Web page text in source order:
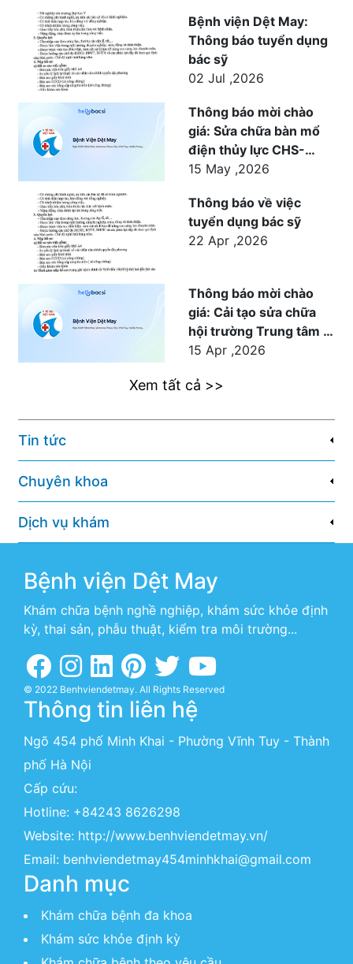
Bệnh viện Dệt May:
Thông báo tuyển dụng
bác sỹ
02 Jul ,2026
Thông báo mời chào
giá: Sửa chữa bàn mổ
điện thủy lực CHS-
1500 cho khoa Ngoại
chữa bệnh tại Bệnh
viện Dệt May
15 May ,2026
Thông báo về việc
tuyển dụng bác sỹ
22 Apr ,2026
Thông báo mời chào
giá: Cải tạo sửa chữa
hội trường Trung tâm Y
tế Dệt May
15 Apr ,2026
Xem tất cả >>
Tin tức
Chuyên khoa
Dịch vụ khám
Bệnh viện Dệt May
Khám chữa bệnh nghề nghiệp, khám sức khỏe định
kỳ, thai sản, phẫu thuật, kiểm tra môi trường...
© 2022 Benhviendetmay. All Rights Reserved
Thông tin liên hệ
Ngõ 454 phố Minh Khai - Phường Vĩnh Tuy - Thành
phố Hà Nội
Cấp cứu:
Hotline: +84243 8626298
Website: http://www.benhviendetmay.vn/
Email: benhviendetmay454minhkhai@gmail.com
Danh mục
Khám chữa bệnh đa khoa
Khám sức khỏe định kỳ